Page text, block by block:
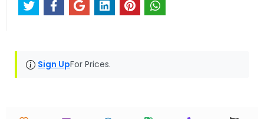
Sign UpFor Prices.